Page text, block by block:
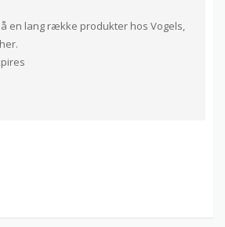
en lang række produkter hos Vogels,